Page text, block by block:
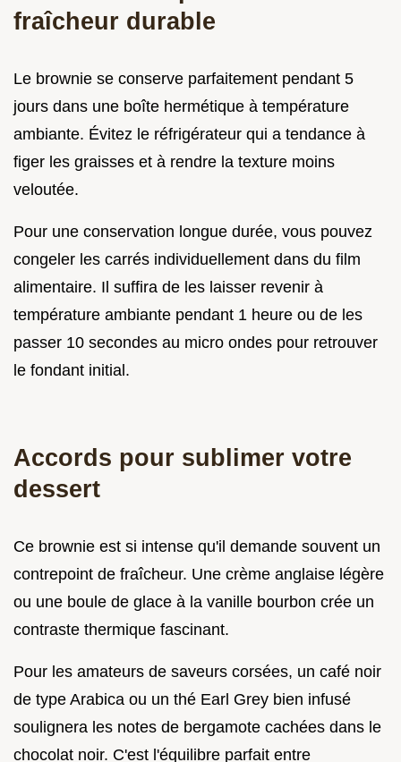
fraîcheur durable
Le brownie se conserve parfaitement pendant 5
jours dans une boîte hermétique à température
ambiante. Évitez le réfrigérateur qui a tendance à
figer les graisses et à rendre la texture moins
veloutée.
Pour une conservation longue durée, vous pouvez
congeler les carrés individuellement dans du film
alimentaire. Il suffira de les laisser revenir à
température ambiante pendant 1 heure ou de les
passer 10 secondes au micro ondes pour retrouver
le fondant initial.
Accords pour sublimer votre
dessert
Ce brownie est si intense qu'il demande souvent un
contrepoint de fraîcheur. Une crème anglaise légère
ou une boule de glace à la vanille bourbon crée un
contraste thermique fascinant.
Pour les amateurs de saveurs corsées, un café noir
de type Arabica ou un thé Earl Grey bien infusé
soulignera les notes de bergamote cachées dans le
chocolat noir. C'est l'équilibre parfait entre